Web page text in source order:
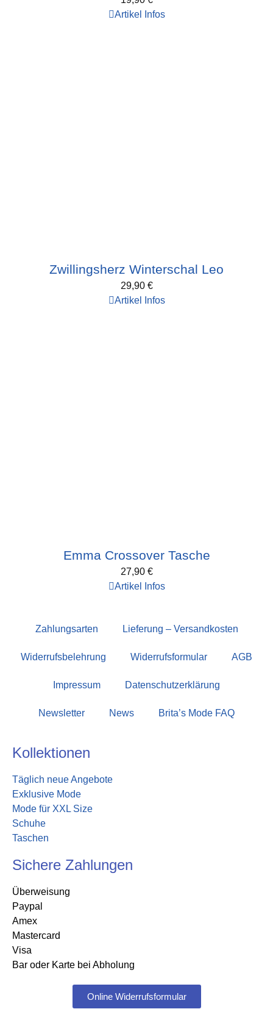
Artikel Infos
Zwillingsherz Winterschal Leo
29,90 €
Artikel Infos
Emma Crossover Tasche
27,90 €
Artikel Infos
Zahlungsarten Lieferung – Versandkosten
Widerrufsbelehrung Widerrufsformular AGB
Impressum Datenschutzerklärung
Newsletter News Brita’s Mode FAQ
Kollektionen
Täglich neue Angebote
Exklusive Mode
Mode für XXL Size
Schuhe
Taschen
Sichere Zahlungen
Überweisung
Paypal
Amex
Mastercard
Visa
Bar oder Karte bei Abholung
Online Widerrufsformular